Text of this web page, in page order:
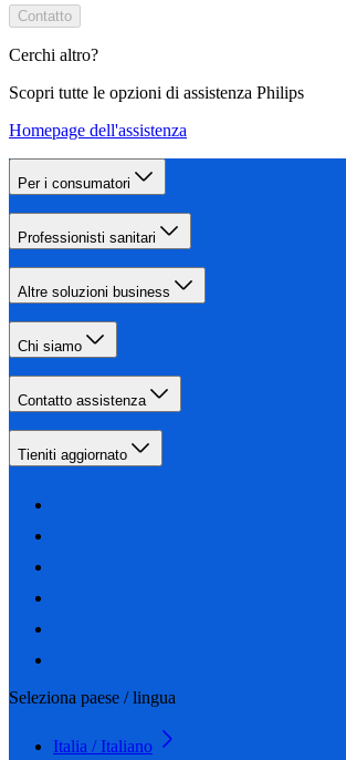
Contatto
Cerchi altro?
Scopri tutte le opzioni di assistenza Philips
Homepage dell'assistenza
Per i consumatori
Professionisti sanitari
Altre soluzioni business
Chi siamo
Contatto assistenza
Tieniti aggiornato
Seleziona paese / lingua
Italia / Italiano